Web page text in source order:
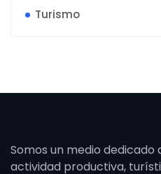
Turismo
Somos un medio
actividad productiva,